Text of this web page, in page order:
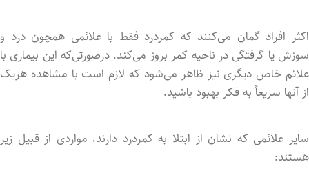
اکثر افراد گمان می‌کنند که کمردرد فقط با علائمی همچون درد و
سوزش یا گرفتگی در ناحیه کمر بروز می‌کند. درصورتی‌که این بیماری با
علائم خاص دیگری نیز ظاهر می‌شود که لازم است با مشاهده هریک
از آن­ها سریعاً به فکر بهبود باشید.
سایر علائمی که نشان از ابتلا به کمردرد دارند، مواردی از قبیل زیر
هستند: